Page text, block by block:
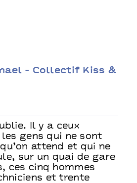
- Collectif Kiss &
Il y a ceux
gens qui ne sont
attend et qui ne
sur un quai de gare
ces cinq hommes
et trente